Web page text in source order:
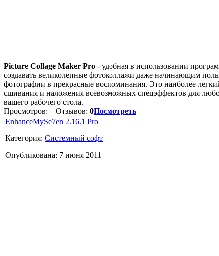
Picture Collage Maker Pro - удобная в использовании
создавать великолепные фотоколлажи даже начинающим
фотографии в прекрасные воспоминания. Это наиболее
сшивания и наложения всевозможных спецэффектов для
вашего рабочего стола.
Просмотров:
Отзывов: 0Посмотреть
EnhanceMySe7en 2.16.1 Pro
Категория: Системный софт
Опубликована: 7 июня 2011